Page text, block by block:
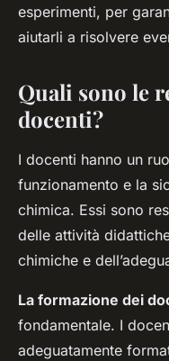
esperimenti, per
aiutarli a risolvere
Quali sono le
docenti?
I docenti hanno un
funzionamento e la
chimica. Essi sono
delle attività
chimiche e
La formazione dei
fondamentale. I
adeguatamente